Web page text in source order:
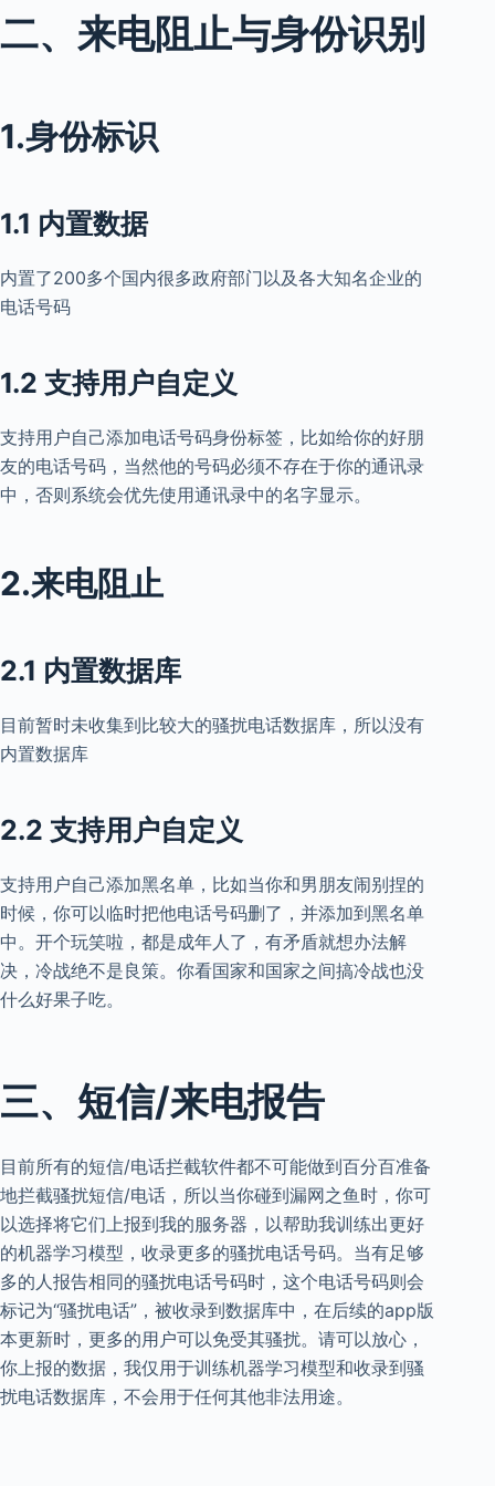
二、来电阻止与身份识别
1.身份标识
1.1 内置数据
内置了200多个国内很多政府部门以及各大知名企业的
电话号码
1.2 支持用户自定义
支持用户自己添加电话号码身份标签，比如给你的好朋
友的电话号码，当然他的号码必须不存在于你的通讯录
中，否则系统会优先使用通讯录中的名字显示。
2.来电阻止
2.1 内置数据库
目前暂时未收集到比较大的骚扰电话数据库，所以没有
内置数据库
2.2 支持用户自定义
支持用户自己添加黑名单，比如当你和男朋友闹别捏的
时候，你可以临时把他电话号码删了，并添加到黑名单
中。开个玩笑啦，都是成年人了，有矛盾就想办法解
决，冷战绝不是良策。你看国家和国家之间搞冷战也没
什么好果子吃。
三、短信/来电报告
目前所有的短信/电话拦截软件都不可能做到百分百准备
地拦截骚扰短信/电话，所以当你碰到漏网之鱼时，你可
以选择将它们上报到我的服务器，以帮助我训练出更好
的机器学习模型，收录更多的骚扰电话号码。当有足够
多的人报告相同的骚扰电话号码时，这个电话号码则会
标记为“骚扰电话”，被收录到数据库中，在后续的app版
本更新时，更多的用户可以免受其骚扰。请可以放心，
你上报的数据，我仅用于训练机器学习模型和收录到骚
扰电话数据库，不会用于任何其他非法用途。